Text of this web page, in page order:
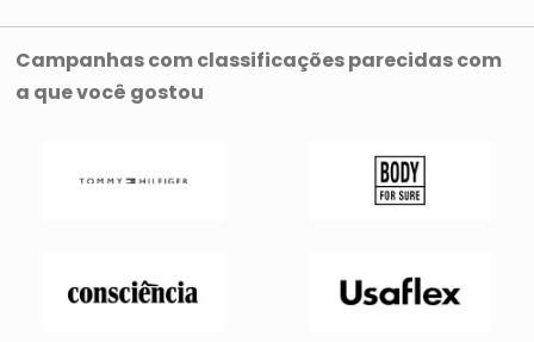
Campanhas com classificações parecidas com
a que você gostou